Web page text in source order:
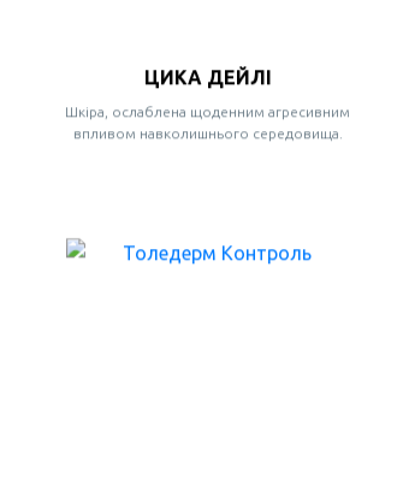
ЦИКА ДЕЙЛІ
Шкіра, ослаблена щоденним агресивним
впливом навколишнього середовища.